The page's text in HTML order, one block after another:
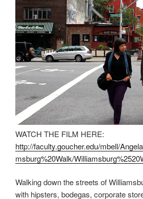
WATCH THE FILM HERE:
http://faculty.goucher.edu/mbell/
msburg%20Walk/
Walking down the streets of
with hipsters, bodegas, corporate